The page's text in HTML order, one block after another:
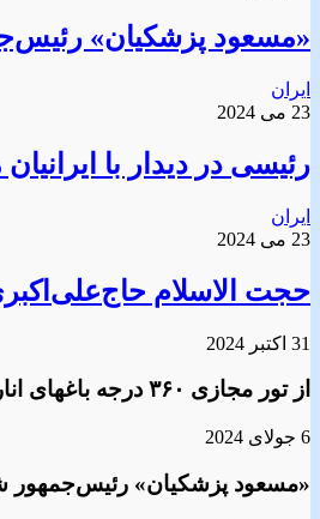
«مسعود پزشکیان»
ایران
23 می 2024
رئیسی در دیدار با
ایران
23 می 2024
حجت الاسلام
31 اکتبر 2024
از تور مجازی ۳۶۰ درجه باغهای انار شهرضا در جشنواره بین المللی انار ارمنستان رونمایی شد
6 جولای 2024
«مسعود پزشکیان» رئیس‌جمهور